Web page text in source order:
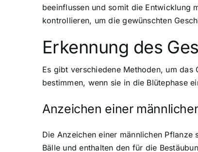
beeinflussen und somit die Entwicklung
kontrollieren, um die gewünschten
Erkennung des
Es gibt verschiedene Methoden, um das
bestimmen, wenn sie in die Blütephase
Anzeichen einer
Die Anzeichen einer männlichen
Bälle und enthalten den für die